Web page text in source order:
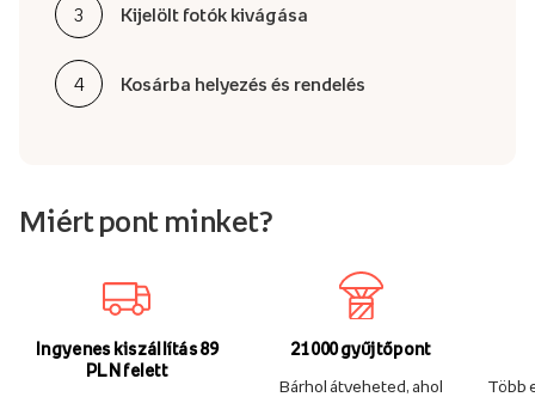
3 Kijelölt fotók kivágása
4 Kosárba helyezés és rendelés
Miért pont minket?
Ingyenes kiszállítás 89
PLN felett
21 000 gyűjtőpont
Bárhol átveheted, ahol
Több